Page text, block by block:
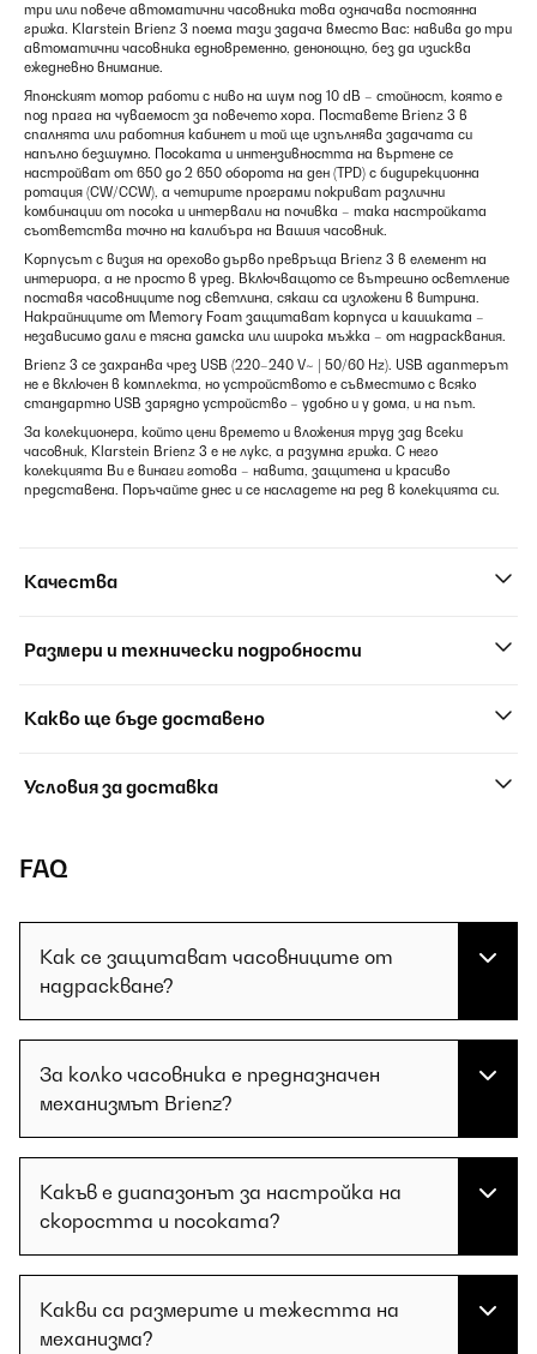
три или повече автоматични часовника това означава постоянна
грижа. Klarstein Brienz 3 поема тази задача вместо Вас: навива до три
автоматични часовника едновременно, денонощно, без да изисква
ежедневно внимание.
Японският мотор работи с ниво на шум под 10 dB – стойност, която е
под прага на чуваемост за повечето хора. Поставете Brienz 3 в
спалнята или работния кабинет и той ще изпълнява задачата си
напълно безшумно. Посоката и интензивността на въртене се
настройват от 650 до 2 650 оборота на ден (TPD) с бидирекционна
ротация (CW/CCW), а четирите програми покриват различни
комбинации от посока и интервали на почивка – така настройката
съответства точно на калибъра на Вашия часовник.
Корпусът с визия на орехово дърво превръща Brienz 3 в елемент на
интериора, а не просто в уред. Включващото се вътрешно осветление
поставя часовниците под светлина, сякаш са изложени в витрина.
Накрайниците от Memory Foam защитават корпуса и каишката –
независимо дали е тясна дамска или широка мъжка – от надрасквания.
Brienz 3 се захранва чрез USB (220–240 V~ | 50/60 Hz). USB адаптерът
не е включен в комплекта, но устройството е съвместимо с всяко
стандартно USB зарядно устройство – удобно и у дома, и на път.
За колекционера, който цени времето и вложения труд зад всеки
часовник, Klarstein Brienz 3 е не лукс, а разумна грижа. С него
колекцията Ви е винаги готова – навита, защитена и красиво
представена. Поръчайте днес и се насладете на ред в колекцията си.
Качества
Размери и технически подробности
Какво ще бъде доставено
Условия за доставка
FAQ
Как се защитават часовниците от
надраскване?
За колко часовника е предназначен
механизмът Brienz?
Какъв е диапазонът за настройка на
скоростта и посоката?
Какви са размерите и тежестта на
механизма?